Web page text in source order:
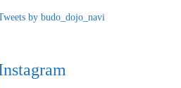
by budo_dojo_navi